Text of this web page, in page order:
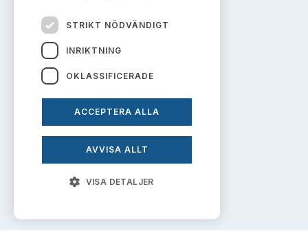
Publikationer och anföranden
Prenumerera
Om innehållet
Om webbplatsen
Personuppgiftspolicy
Prenumerera på uttalanden
STRIKT NÖDVÄNDIGT
INRIKTNING
OKLASSIFICERADE
ACCEPTERA ALLA
AVVISA ALLT
VISA DETALJER